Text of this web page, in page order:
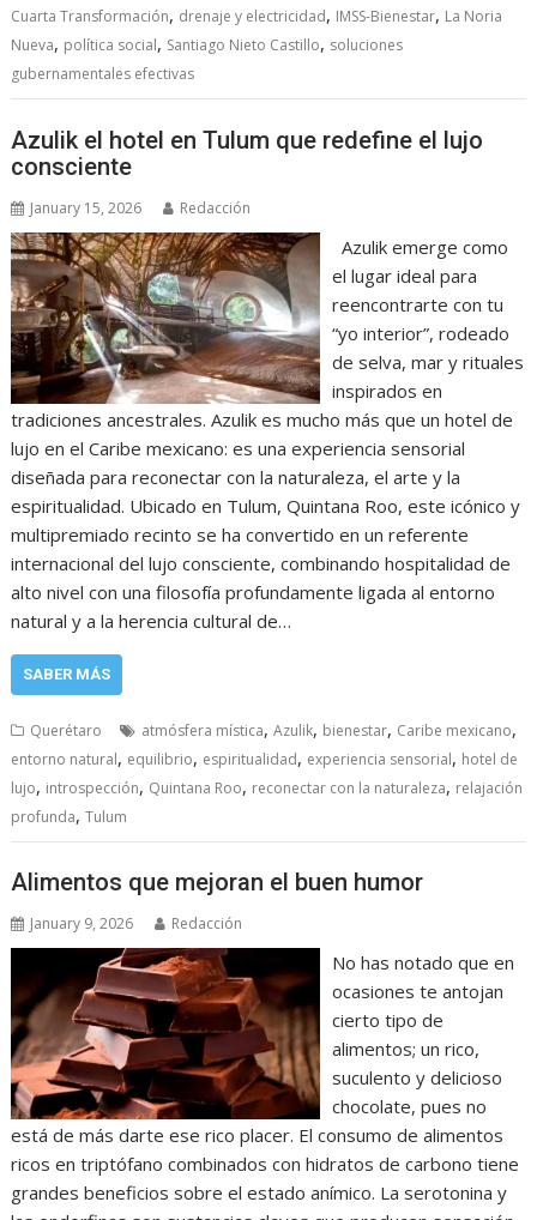
Cuarta Transformación, drenaje y electricidad, IMSS-Bienestar, La Noria
Nueva, política social, Santiago Nieto Castillo, soluciones
gubernamentales efectivas
Azulik el hotel en Tulum que redefine el lujo
consciente
January 15, 2026 Redacción
Azulik emerge como
el lugar ideal para
reencontrarte con tu
“yo interior”, rodeado
de selva, mar y rituales
inspirados en
tradiciones ancestrales. Azulik es mucho más que un hotel de
lujo en el Caribe mexicano: es una experiencia sensorial
diseñada para reconectar con la naturaleza, el arte y la
espiritualidad. Ubicado en Tulum, Quintana Roo, este icónico y
multipremiado recinto se ha convertido en un referente
internacional del lujo consciente, combinando hospitalidad de
alto nivel con una filosofía profundamente ligada al entorno
natural y a la herencia cultural de…
SABER MÁS
Querétaro atmósfera mística,Azulik, bienestar, Caribe mexicano,
entorno natural, equilibrio, espiritualidad, experiencia sensorial, hotel de
lujo, introspección, Quintana Roo, reconectar con la naturaleza, relajación
profunda,Tulum
Alimentos que mejoran el buen humor
January 9, 2026 Redacción
No has notado que en
ocasiones te antojan
cierto tipo de
alimentos; un rico,
suculento y delicioso
chocolate, pues no
está de más darte ese rico placer. El consumo de alimentos
ricos en triptófano combinados con hidratos de carbono tiene
grandes beneficios sobre el estado anímico. La serotonina y